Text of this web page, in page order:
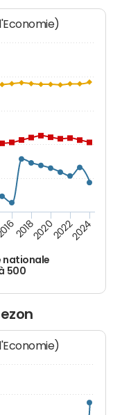
nationale
500
2018202020222024